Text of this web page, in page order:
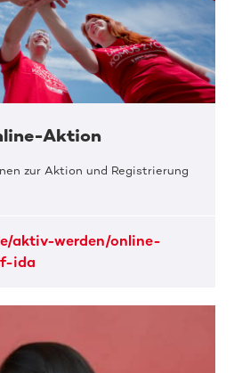
Aktion
zur Aktion und Registrierung
aktiv-werden/online-
ida